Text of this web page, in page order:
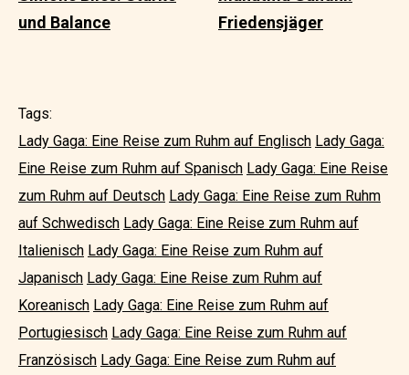
und Balance
Friedensjäger
Tags:
Lady Gaga: Eine Reise zum Ruhm auf Englisch Lady Gaga:
Eine Reise zum Ruhm auf Spanisch Lady Gaga: Eine Reise
zum Ruhm auf Deutsch Lady Gaga: Eine Reise zum Ruhm
auf Schwedisch Lady Gaga: Eine Reise zum Ruhm auf
Italienisch Lady Gaga: Eine Reise zum Ruhm auf
Japanisch Lady Gaga: Eine Reise zum Ruhm auf
Koreanisch Lady Gaga: Eine Reise zum Ruhm auf
Portugiesisch Lady Gaga: Eine Reise zum Ruhm auf
Französisch Lady Gaga: Eine Reise zum Ruhm auf